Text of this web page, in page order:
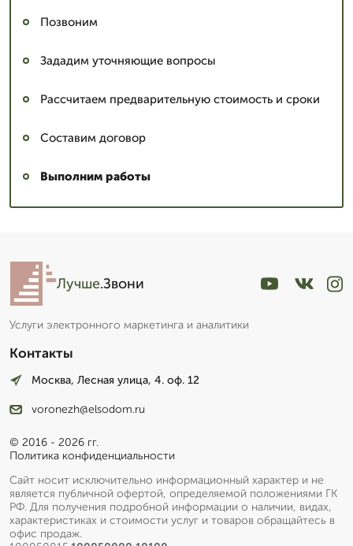
Позвоним
Зададим уточняющие вопросы
Рассчитаем предварительную стоимость и сроки
Составим договор
Выполним работы
Лучше.Звони
Услуги электронного маркетинга и аналитики
Контакты
Москва, Лесная улица, 4. оф. 12
voronezh@elsodom.ru
© 2016 - 2026 гг.
Политика конфиденциальности
Сайт носит исключительно информационный характер и не
является публичной офертой, определяемой положениями ГК
РФ. Для получения подробной информации о наличии, видах,
характеристиках и стоимости услуг и товаров обращайтесь в
офис продаж.